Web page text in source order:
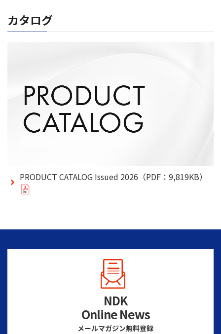
カタログ
PRODUCT CATALOG Issued 2026（PDF：9,819KB）
NDK
Online News
メールマガジン無料登録